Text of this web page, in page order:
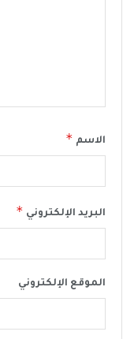
الاسم *
البريد الإلكتروني *
الموقع الإلكتروني